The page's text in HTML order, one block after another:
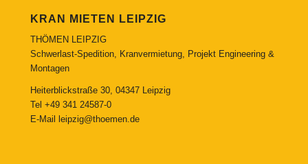
KRAN MIETEN LEIPZIG
THÖMEN LEIPZIG
Schwerlast-Spedition, Kranvermietung, Projekt Engineering &
Montagen
Heiterblickstraße 30, 04347 Leipzig
Tel +49 341 24587-0
E-Mail
leipzig@thoemen.de